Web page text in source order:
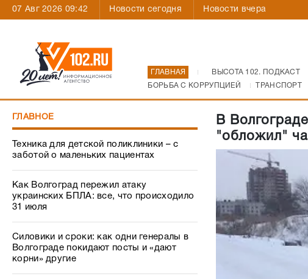
07 Авг 2026 09:42 Новости сегодня Новости вчера
ГЛАВНАЯ ВЫСОТА 102. ПОДКАСТ
БОРЬБА С КОРРУПЦИЕЙ
ТРАНСПОРТ
ГЛАВНОЕ
Техника для детской поликлиники – с
заботой о маленьких пациентах
Как Волгоград пережил атаку
украинских БПЛА: все, что происходило
31 июля
Силовики и сроки: как одни генералы в
Волгограде покидают посты и «дают
корни» другие
В
"обложил"